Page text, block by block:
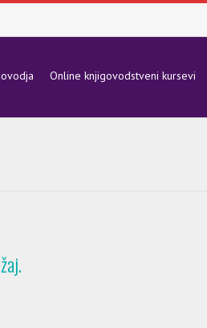
Online knjigovodstveni kursevi